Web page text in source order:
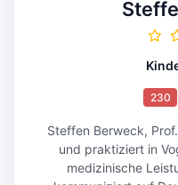
230
Steffen Berweck,
und praktiziert in
medizinische